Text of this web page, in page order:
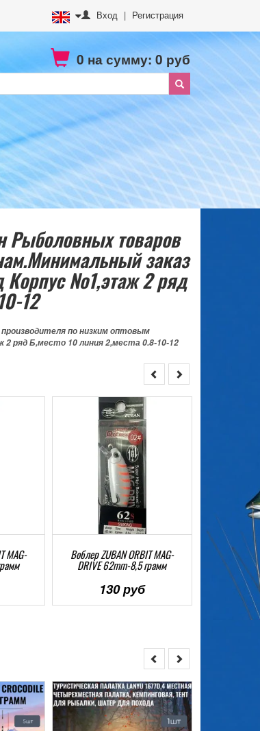
Вход | Регистрация
0на сумму: 0 руб
Рыболовных товаров
заказ
Корпус №1,этаж 2 ряд
12
по низким оптовым
ряд Б,место 10 линия 2,места 0.8-10-12
MAG- Воблер ZUBAN ORBIT MAG-
DRIVE 62mm-8,5 грамм
130 руб
Воблер
DRIVE